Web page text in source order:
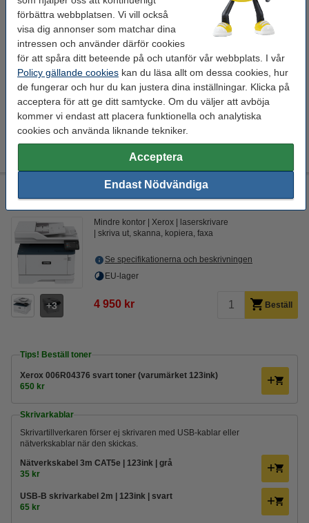
förbättra webbplatsen. Vi vill också
visa dig annonser som matchar dina
intressen och använder därför cookies
för att spåra ditt beteende på och utanför vår webbplats. I vår
Policy gällande cookies kan du läsa allt om dessa cookies, hur
de fungerar och hur du kan justera dina inställningar. Klicka på
acceptera för att ge ditt samtycke. Om du väljer att avböja
kommer vi endast att placera funktionella och analytiska
cookies och använda liknande tekniker.
Acceptera
Endast Nödvändiga
65 kr
Fler kablar
Kopieringspapper
Kopieringspapper A4 80g | Zoom | 500 ark
80 kr
Extra information
Specifikationer
Manual
Tillbehör
Tonerkassetter
Papper
USB-kablar
Xerox B315 Allt-i-ett A4 monolaserskrivare med WiFi (4 i 1)
[15kg]
3
Mindre kontor Xerox
laserskrivare
skriva ut, skanna, kopiera, faxa
Se specifikationerna och beskrivningen
EU-lager
4 950 kr Beställ
Tips! Beställ toner
Xerox 006R04376 svart toner (varumärket 123ink)
650 kr
Skrivarkablar
Skrivartillverkaren förser ej skrivaren med USB-kablar eller
nätverkskablar när den skickas.
Nätverkskabel 3m CAT5e | 123ink | grå
35 kr
USB-B skrivarkabel 2m | 123ink | svart
65 kr